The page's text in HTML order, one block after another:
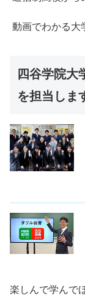
動画でわかる大
四谷学院大
を担当しま
楽しんで学んで